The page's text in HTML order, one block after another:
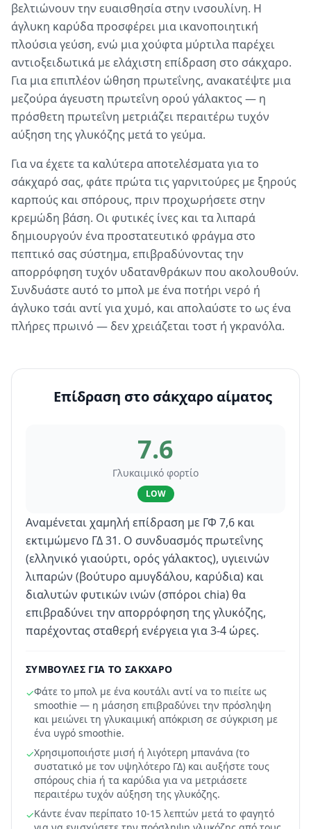
βελτιώνουν την ευαισθησία στην ινσουλίνη. Η
άγλυκη καρύδα προσφέρει μια ικανοποιητική
πλούσια γεύση, ενώ μια χούφτα μύρτιλα παρέχει
αντιοξειδωτικά με ελάχιστη επίδραση στο σάκχαρο.
Για μια επιπλέον ώθηση πρωτεΐνης, ανακατέψτε μια
μεζούρα άγευστη πρωτεΐνη ορού γάλακτος — η
πρόσθετη πρωτεΐνη μετριάζει περαιτέρω τυχόν
αύξηση της γλυκόζης μετά το γεύμα.
Για να έχετε τα καλύτερα αποτελέσματα για το
σάκχαρό σας, φάτε πρώτα τις γαρνιτούρες με ξηρούς
καρπούς και σπόρους, πριν προχωρήσετε στην
κρεμώδη βάση. Οι φυτικές ίνες και τα λιπαρά
δημιουργούν ένα προστατευτικό φράγμα στο
πεπτικό σας σύστημα, επιβραδύνοντας την
απορρόφηση τυχόν υδατανθράκων που ακολουθούν.
Συνδυάστε αυτό το μπολ με ένα ποτήρι νερό ή
άγλυκο τσάι αντί για χυμό, και απολαύστε το ως ένα
πλήρες πρωινό — δεν χρειάζεται τοστ ή γκρανόλα.
Επίδραση στο σάκχαρο αίματος
7.6
Γλυκαιμικό φορτίο
LOW
Αναμένεται χαμηλή επίδραση με ΓΦ 7,6 και
εκτιμώμενο ΓΔ 31. Ο συνδυασμός πρωτεΐνης
(ελληνικό γιαούρτι, ορός γάλακτος), υγιεινών
λιπαρών (βούτυρο αμυγδάλου, καρύδια) και
διαλυτών φυτικών ινών (σπόροι chia) θα
επιβραδύνει την απορρόφηση της γλυκόζης,
παρέχοντας σταθερή ενέργεια για 3-4 ώρες.
ΣΥΜΒΟΥΛΈΣ ΓΙΑ ΤΟ ΣΆΚΧΑΡΟ
✓Φάτε το μπολ με ένα κουτάλι αντί να το πιείτε ως
smoothie — η μάσηση επιβραδύνει την πρόσληψη
και μειώνει τη γλυκαιμική απόκριση σε σύγκριση με
ένα υγρό smoothie.
✓Χρησιμοποιήστε μισή ή λιγότερη μπανάνα (το
συστατικό με τον υψηλότερο ΓΔ) και αυξήστε τους
σπόρους chia ή τα καρύδια για να μετριάσετε
περαιτέρω τυχόν αύξηση της γλυκόζης.
✓Κάντε έναν περίπατο 10-15 λεπτών μετά το φαγητό